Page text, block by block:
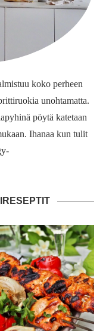
koko perheen
unohtamatta.
pöytä katetaan
Ihanaa kun tulit